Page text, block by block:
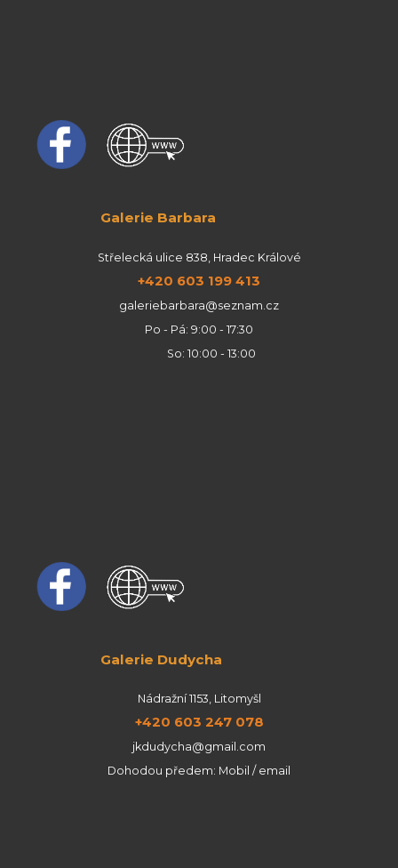
Galerie Barbara
Střelecká ulice 838, Hradec Králové
+420 603 199 413
galeriebarbara@seznam.cz
Po - Pá: 9:00 - 17:30
So: 10:00 - 13:00
Galerie Dudycha
Nádražní 1153, Litomyšl
+420 603 247 078
jkdudycha@gmail.com
Dohodou předem: Mobil / email